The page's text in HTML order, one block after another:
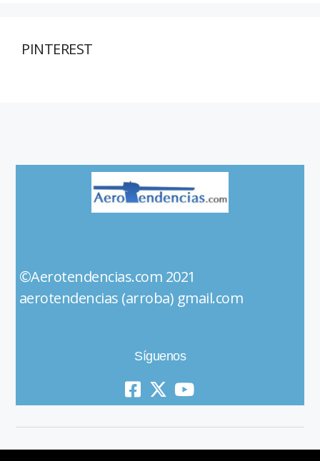
PINTEREST
©Aerotendencias.com 2021
aerotendencias (arroba) gmail.com
Síguenos